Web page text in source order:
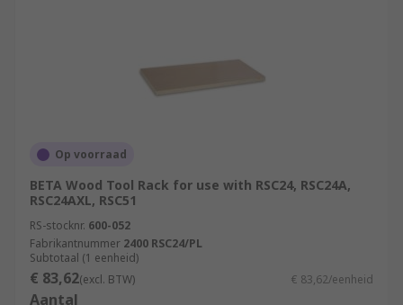
Op voorraad
BETA Wood Tool Rack for use with RSC24, RSC24A,
RSC24AXL, RSC51
RS-stocknr. 600-052
Fabrikantnummer 2400 RSC24/PL
Subtotaal (1 eenheid)
€ 83,62(excl. BTW) € 83,62/eenheid
Aantal